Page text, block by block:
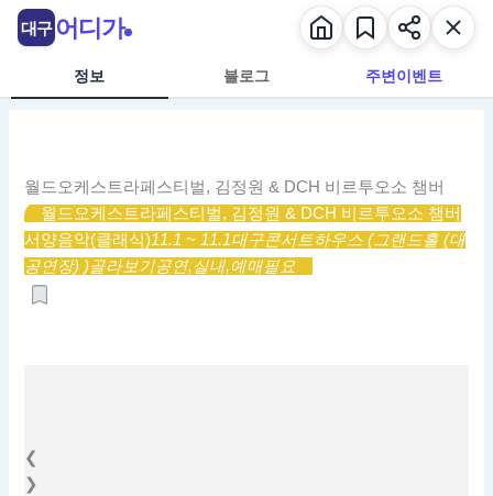
정보 블로그 주변이벤트
월드오케스트라페스티벌, 김정원 & DCH 비르투오소 챔버
월드오케스트라페스티벌, 김정원 & DCH 비르투오소 챔버
서양음악(클래식)11.1 ~ 11.1대구콘서트하우스 (그랜드홀 (대
공연장) )골라보기공연,실내,예매필요
❮
❯
대구 어디가